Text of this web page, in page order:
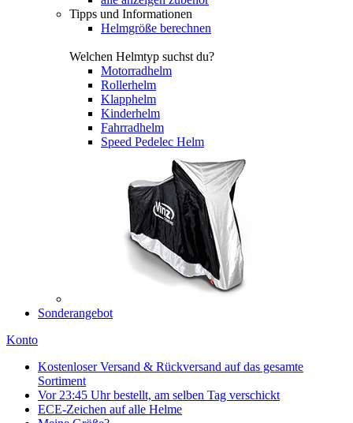
Tipps und Informationen
Helmgröße berechnen
Welchen Helmtyp suchst du?
Motorradhelm
Rollerhelm
Klapphelm
Kinderhelm
Fahrradhelm
Speed Pedelec Helm
Sonderangebot
Konto
Kostenloser Versand & Rückversand auf das gesamte
Sortiment
Vor 23:45 Uhr bestellt, am selben Tag verschickt
ECE-Zeichen auf alle Helme